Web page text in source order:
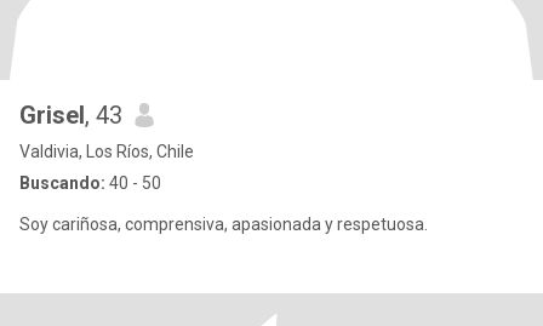
Grisel, 43
Valdivia, Los Ríos, Chile
Buscando: 40 - 50
Soy cariñosa, comprensiva, apasionada y respetuosa.